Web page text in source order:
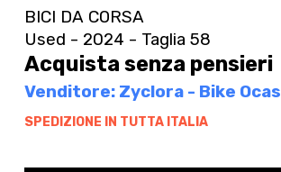
BICI DA CORSA
Used - 2024 - Taglia 58
Acquista senza pensieri
Venditore: Zyclora - Bike
SPEDIZIONE IN TUTTA ITALIA